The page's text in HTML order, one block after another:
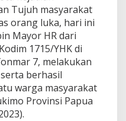
Tujuh masyarakat
orang luka, hari ini
Mayor HR dari
1715/YHK di
7, melakukan
berhasil
warga masyarakat
Provinsi Papua